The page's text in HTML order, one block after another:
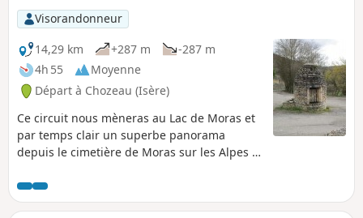
Visorandonneur
14,29 km
+287 m
-287 m
4h 55
Moyenne
Départ à Chozeau (Isère)
Ce circuit nous mèneras au Lac de Moras et
par temps clair un superbe panorama
depuis le cimetière de Moras sur les Alpes et